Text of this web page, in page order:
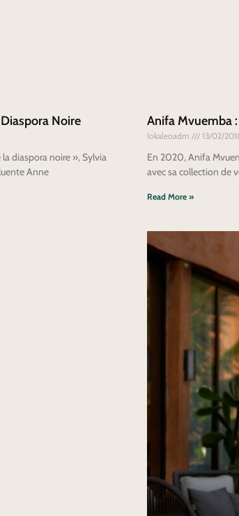
Noire
diaspora noire », Sylvia
Anne
Anifa Mvuemba
lokaleoadm 13/02/
En 2020, Anifa
avec sa collection de
Read More »